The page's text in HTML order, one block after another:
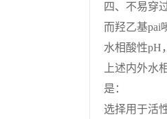
四、不易穿
而羟乙基pai
水相酸性pH
上述内外水
是：
选择用于活